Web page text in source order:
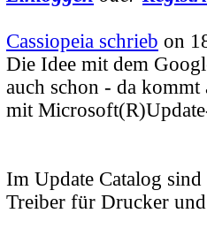
Cassiopeia schrieb on
Die Idee mit dem
auch schon - da
mit
Im Update Catalog
Treiber für Drucker